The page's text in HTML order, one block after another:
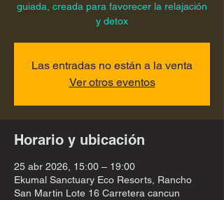
guiada, creada para favorecer la relajación
y detox
Las entradas no están a la venta
Ver otros eventos
Horario y ubicación
25 abr 2026, 15:00 – 19:00
Ekumal Sanctuary Eco Resorts, Rancho
San Martin Lote 16 Carretera cancun